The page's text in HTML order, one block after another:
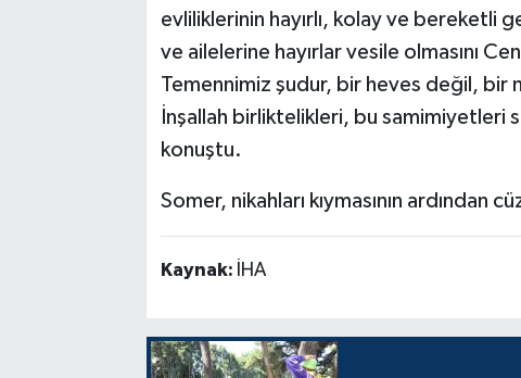
evliliklerinin hayırlı, kolay ve bereketli
ve ailelerine hayırlar vesile olmasını
Temennimiz şudur, bir heves değil, bir
İnşallah birliktelikleri, bu samimiyetleri
konuştu.
Somer, nikahları kıymasının ardından
Kaynak: İHA